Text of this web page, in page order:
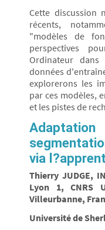
Cette discussion
récents,
"modèles de
perspectives
Ordinateur
données
explorerons les
par ces modèles,
et les pistes de
via
Thierry JUDGE,
Lyon 1, CNRS
Villeurbanne,
Université de